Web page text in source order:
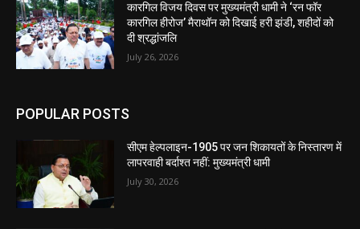
कारगिल विजय दिवस पर मुख्यमंत्री धामी ने ‘रन फॉर
कारगिल हीरोज’ मैराथॉन को दिखाई हरी झंडी, शहीदों को
दी श्रद्धांजलि
July 26, 2026
POPULAR POSTS
सीएम हेल्पलाइन-1905 पर जन शिकायतों के निस्तारण में
लापरवाही बर्दाश्त नहीं: मुख्यमंत्री धामी
July 30, 2026